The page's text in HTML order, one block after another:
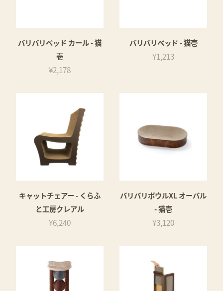
バリバリベッド カール - 猫
壱
¥2,178
バリバリベッド - 猫壱
¥1,213
キャットチェアー - くらふ
と工房クレアル
¥6,240
バリバリボウルXL オーバル
- 猫壱
¥3,120